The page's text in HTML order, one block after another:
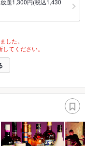
した。
てください。